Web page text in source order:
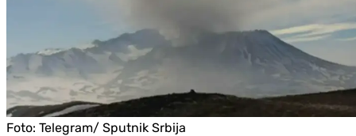
Foto: Telegram/ Sputnik Srbija